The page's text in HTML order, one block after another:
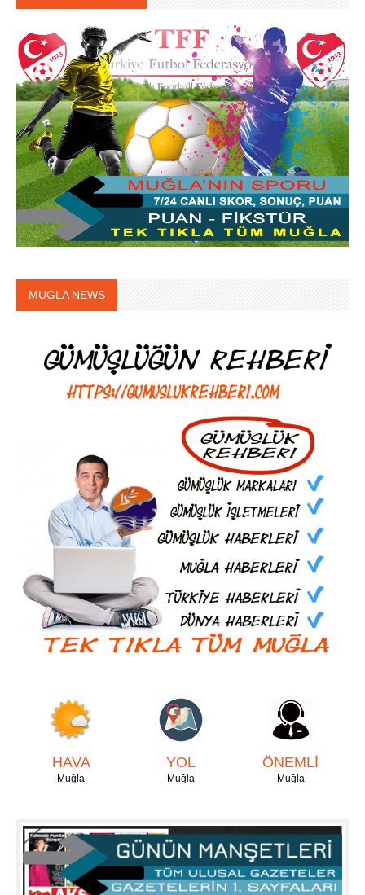
MUGLA NEWS
HAVA
Muğla
YOL
Muğla
ÖNEMLİ
Muğla